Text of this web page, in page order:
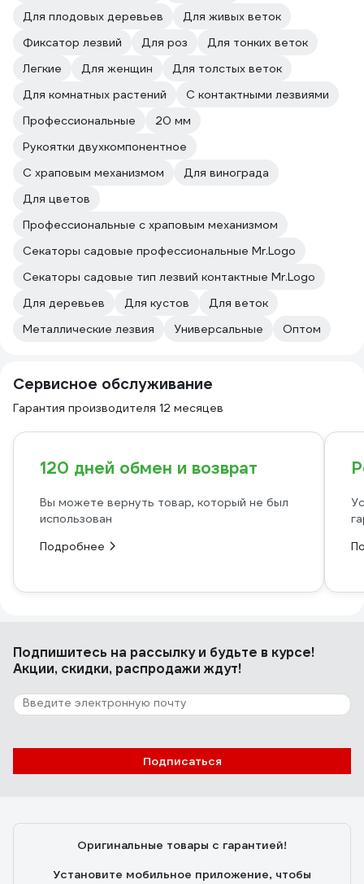
Для плодовых деревьев
Для живых веток
Фиксатор лезвий
Для роз
Для тонких веток
Легкие
Для женщин
Для толстых веток
Для комнатных растений
С контактными лезвиями
Профессиональные
20 мм
Рукоятки двухкомпонентное
С храповым механизмом
Для винограда
Для цветов
Профессиональные с храповым механизмом
Секаторы садовые профессиональные Mr.Logo
Секаторы садовые тип лезвий контактные Mr.Logo
Для деревьев
Для кустов
Для веток
Металлические лезвия
Универсальные Оптом
Сервисное обслуживание
Гарантия производителя 12 месяцев
120 дней обмен и возврат
Вы можете вернуть товар, который не был
использован
Подробнее
Подпишитесь на рассылкуи будьте в курсе!
Акции, скидки, распродажи ждут!
Подписаться
Оригинальные товары с гарантией!
Установите мобильное приложение, чтобы